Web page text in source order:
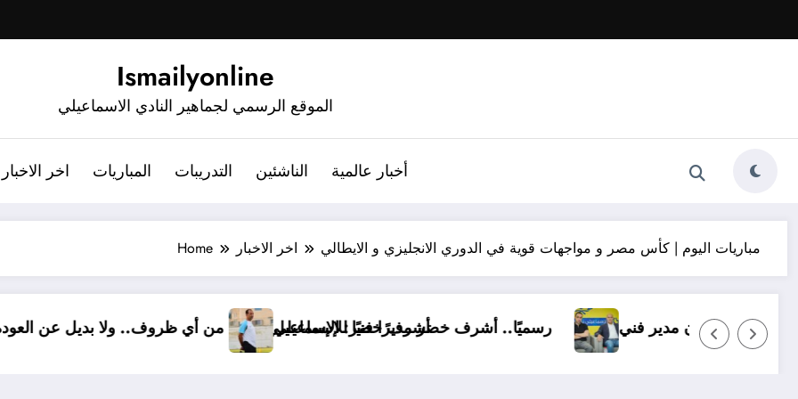
Ismailyonline
الموقع الرسمي لجماهير النادي الاسماعيلي
اخر الاخبار المباريات التدريبات الناشئين أخبار عالمية
Home اخر الاخبار مباريات اليوم | كأس مصر و مواجهات قوية في الدوري الانجليزي و الايطالي
أشرف خضر: الإسماعيلي أقوى من أي ظروف.. ولا
رسميًا.. أشرف خضر مديرًا فنيًا للإسماعيلي ناشئًا وبدون مدير فني